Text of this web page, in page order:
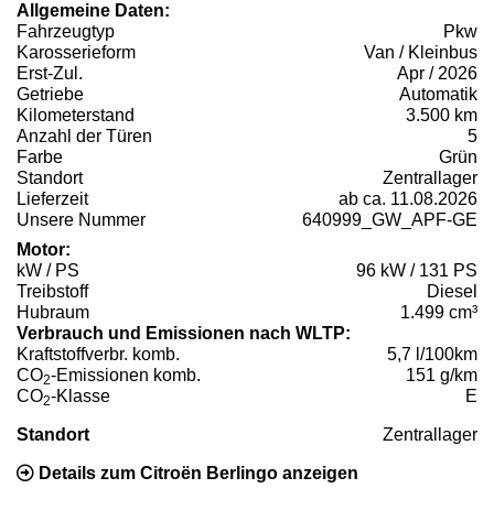
Allgemeine Daten:
Fahrzeugtyp
Pkw
Karosserieform
Van / Kleinbus
Erst-Zul.
Apr / 2026
Getriebe
Automatik
Kilometerstand
3.500 km
Anzahl der Türen
5
Farbe
Grün
Standort
Zentrallager
Lieferzeit
ab ca. 11.08.2026
Unsere Nummer
640999_GW_APF-GE
Motor:
kW / PS
96 kW / 131 PS
Treibstoff
Diesel
Hubraum
1.499 cm³
Verbrauch und Emissionen nach WLTP:
Kraftstoffverbr. komb.
5,7 l/100km
CO2-Emissionen komb.
151 g/km
CO2-Klasse E
Standort Zentrallager
Details zum Citroën Berlingo anzeigen